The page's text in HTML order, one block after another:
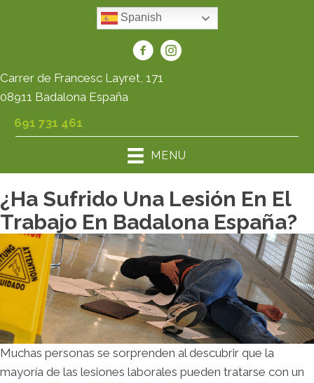
Spanish
Carrer de Francesc Layret, 171
08911 Badalona España
691 731 461
MENU
¿Ha Sufrido Una Lesión En El
Trabajo En Badalona España?
Muchas personas se sorprenden al descubrir que la
mayoría de las lesiones laborales pueden tratarse con un